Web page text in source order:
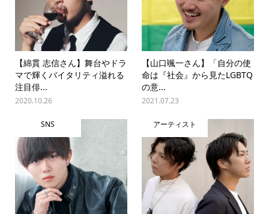
【綿貫 志信さん】舞台やドラ
マで輝くバイタリティ溢れる
注目俳...
2020.10.26
【山口颯一さん】「自分の使
命は『社会』から見たLGBTQ
の意...
2021.07.23
SNS アーティスト